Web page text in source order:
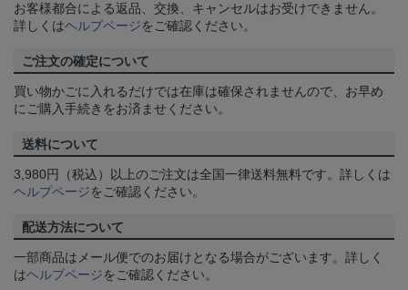
お客様都合による返品、交換、キャンセルはお受けできません。
詳しくはヘルプページをご確認ください。
ご注文の確定について
買い物かごに入れるだけでは在庫は確保されませんので、お早め
にご購入手続きをお済ませください。
送料について
3,980円（税込）以上のご注文は全国一律送料無料です。詳しくは
ヘルプページをご確認ください。
配送方法について
一部商品はメール便でのお届けとなる場合がございます。詳しく
はヘルプページをご確認ください。